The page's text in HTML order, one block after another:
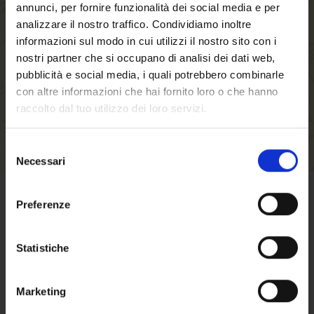
website. Are you of
legal drinking age?
annunci, per fornire funzionalità dei social media e per
analizzare il nostro traffico. Condividiamo inoltre
informazioni sul modo in cui utilizzi il nostro sito con i
nostri partner che si occupano di analisi dei dati web,
pubblicità e social media, i quali potrebbero combinarle
con altre informazioni che hai fornito loro o che hanno
raccolto dal tuo utilizzo dei loro servizi.
delNecessari
Preferenze
Statistiche
Marketing
faster, store multiple shipping addresses, view
and track your orders in your account and more.
CREATE AN ACCOUNT
Click hereto find out terms and conditions
Here theapproximate shipping costs